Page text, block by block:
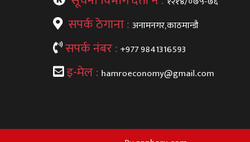
सपर्क ठेगाना : अनामनगर,काठमान्डौ
सपर्क नंबर : +977 9841316593
इ-मेल :hamroeconomy@gmail.com